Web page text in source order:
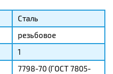
Сталь
резьбовое
1
7798-70 (ГОСТ 7805-